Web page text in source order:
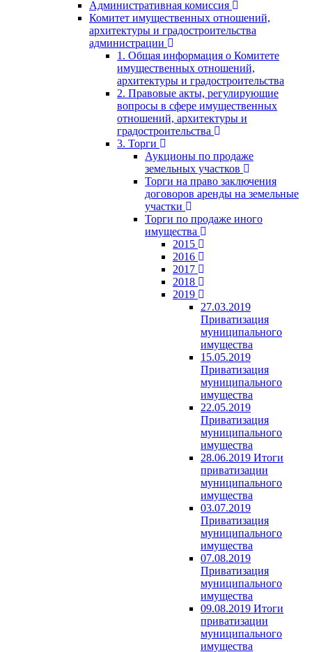
Административная комиссия
Комитет имущественных отношений,
архитектуры и градостроительства
администрации
1. Общая информация о Комитете
имущественных отношений,
архитектуры и градостроительства
2. Правовые акты, регулирующие
вопросы в сфере имущественных
отношений, архитектуры и
градостроительства
3. Торги
Аукционы по продаже
земельных участков
Торги на право заключения
договоров аренды на земельные
участки
Торги по продаже иного
имущества
2015
2016
2017
2018
2019
27.03.2019
Приватизация
муниципального
имущества
15.05.2019
Приватизация
муниципального
имущества
22.05.2019
Приватизация
муниципального
имущества
28.06.2019 Итоги
приватизации
муниципального
имущества
03.07.2019
Приватизация
муниципального
имущества
07.08.2019
Приватизация
муниципального
имущества
09.08.2019 Итоги
приватизации
муниципального
имущества